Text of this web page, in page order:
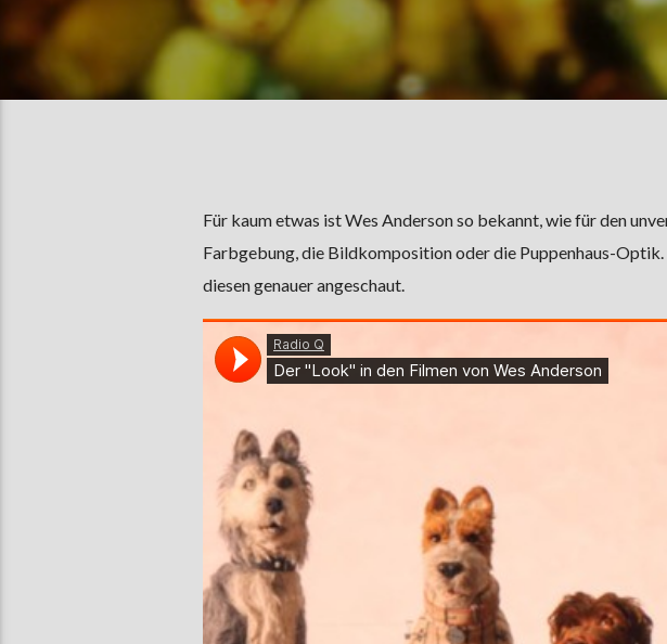
Für kaum etwas ist Wes Anderson so bekannt, wie für den
Farbgebung, die Bildkomposition oder die Puppenhaus-
diesen genauer angeschaut.